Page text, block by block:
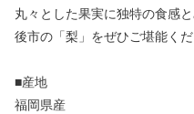
丸々とした果実に独特の食感
後市の「梨」をぜひご堪能くだ
■産地
福岡県産